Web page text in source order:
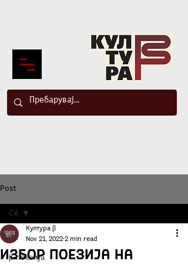
Post
Сè
β-поезија
Сè
Избор поезија на
Култура β
Nov 21, 2022 2 min read